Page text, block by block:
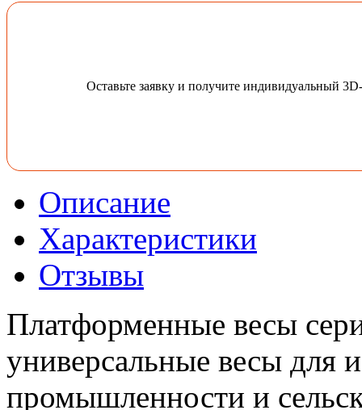
Оставьте заявку и получите индивидуальный
Описание
Характеристики
Отзывы
Платформенные весы
универсальные весы для
промышленности и